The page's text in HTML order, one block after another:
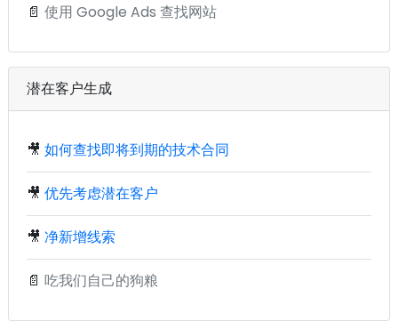
📄 使用 Google Ads 查找网站
潜在客户生成
🎥 如何查找即将到期的技术合同
🎥 优先考虑潜在客户
🎥 净新增线索
📄 吃我们自己的狗粮